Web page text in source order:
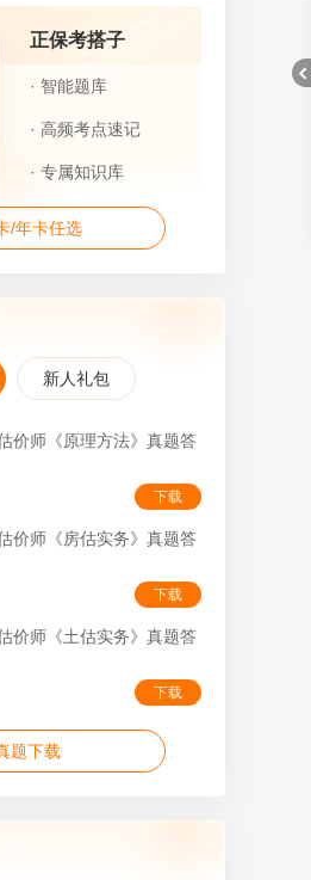
正保考搭子
· 智能题库
· 高频考点速记
· 专属知识库
/年卡任选
新人礼包
价师《原理方法》真题答
下载
价师《房估实务》真题答
下载
价师《土估实务》真题答
下载
题下载